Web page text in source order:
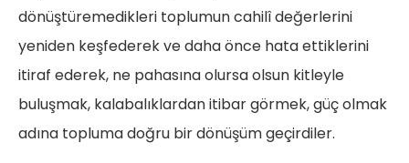
dönüştüremedikleri toplumun cahilî değerlerini
yeniden keşfederek ve daha önce hata ettiklerini
itiraf ederek, ne pahasına olursa olsun kitleyle
buluşmak, kalabalıklardan itibar görmek, güç olmak
adına topluma doğru bir dönüşüm geçirdiler.